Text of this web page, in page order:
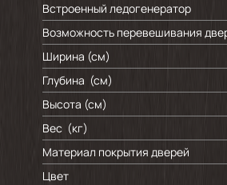
Встроенный ледогенератор
Возможность перевешивания
Ширина (см)
Глубина (см)
Высота (см)
Вес (кг)
Материал покрытия дверей
Цвет